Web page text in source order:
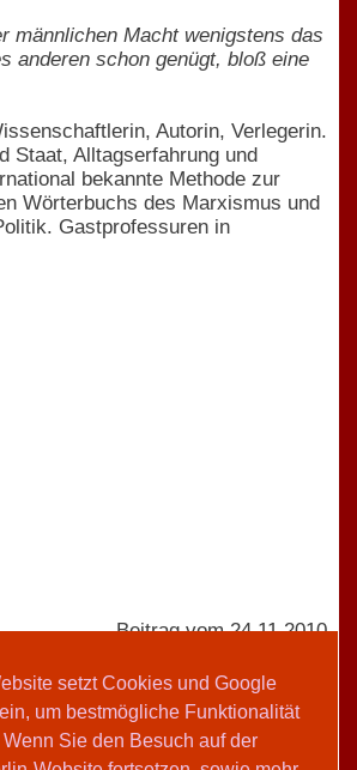
setzt Cookies und Google
um bestmögliche Funktionalität
Sie den Besuch auf der
männlichen Macht wenigstens das
anderen schon genügt, bloß eine
Autorin, Verlegerin.
Staat, Alltagserfahrung und
bekannte Methode zur
Wörterbuchs des Marxismus und
Gastprofessuren in
Beitrag vom 24.11.2010
AVIVA-Redaktion